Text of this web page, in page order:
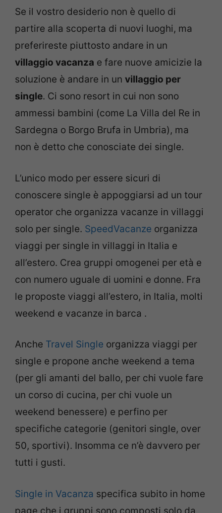
Se il vostro desiderio non è quello di
partire alla scoperta di nuovi luoghi, ma
preferireste piuttosto andare in un
villaggio vacanza e fare nuove amicizie la
soluzione è andare in un villaggio per
single. Ci sono resort in cui non sono
ammessi bambini (come La Villa del Re in
Sardegna o Borgo Brufa in Umbria), ma
non è detto che conosciate dei single.
L’unico modo per essere sicuri di
conoscere single è appoggiarsi ad un tour
operator che organizza vacanze in villaggi
solo per single. SpeedVacanze organizza
viaggi per single in villaggi in Italia e
all’estero. Crea gruppi omogenei per età e
con numero uguale di uomini e donne. Fra
le proposte viaggi all’estero, in Italia, molti
weekend e vacanze in barca .
Anche Travel Single organizza viaggi per
single e propone anche weekend a tema
(per gli amanti del ballo, per chi vuole fare
un corso di cucina, per chi vuole un
weekend benessere) e perfino per
specifiche categorie (genitori single, over
50, sportivi). Insomma ce n’è davvero per
tutti i gusti.
Single in Vacanza specifica subito in home
page che i gruppi sono composti solo da